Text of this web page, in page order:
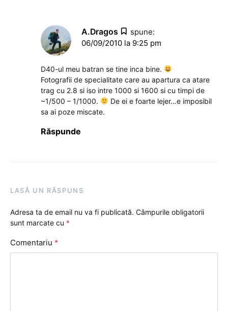
A.Dragos
spune:
06/09/2010 la 9:25 pm
D40-ul meu batran se tine inca bine.
Fotografii de specialitate care au apartura ca atare
trag cu 2.8 si iso intre 1000 si 1600 si cu timpi de
~1/500 – 1/1000.
De ei e foarte lejer…e imposibil
sa ai poze miscate.
Răspunde
LASĂ UN RĂSPUNS
Adresa ta de email nu va fi publicată. Câmpurile obligatorii
sunt marcate cu *
Comentariu *